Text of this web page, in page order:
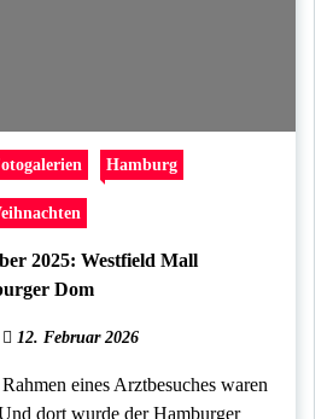
Hamburg
2025: Westfield Mall
Dom
12. Februar 2026
eines Arztbesuches waren
dort wurde der Hamburger